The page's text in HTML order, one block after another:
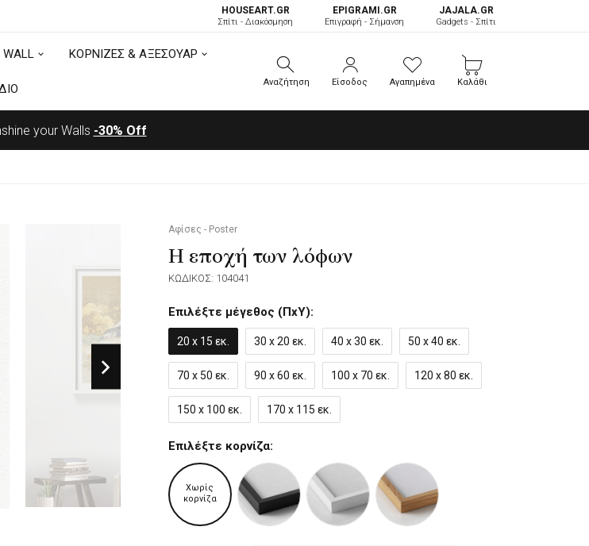
HOUSEART.GR
Σπίτι - Διακόσμηση
ΕPIGRAMI.GR
Επιγραφή - Σήμανση
JAJALA.GR
Gadgets - Σπίτι
WALL ΚΟΡΝΙΖΕΣ & ΑΞΕΣΟΥΑΡ
Αναζήτηση Είσοδος Αγαπημένα Καλάθι
your Walls -30% Off
Αφίσες - Poster
Η εποχή των λόφων
ΚΩΔΙΚΟΣ: 104041
Επιλέξτε μέγεθος (ΠxΥ):
20 x 15 εκ. 30 x 20 εκ. 40 x 30 εκ. 50 x 40 εκ.
70 x 50 εκ. 90 x 60 εκ. 100 x 70 εκ. 120 x 80 εκ.
150 x 100 εκ. 170 x 115 εκ.
Επιλέξτε κορνίζα:
Χωρίς
κορνίζα